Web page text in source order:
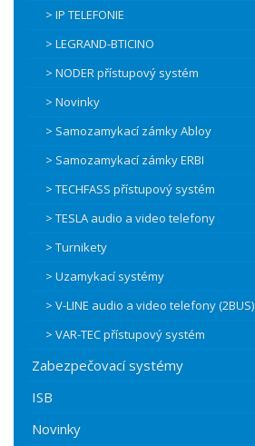
> IP TELEFONIE
> LEGRAND-BTICINO
> NODER přístupový systém
> Novinky
> Samozamykací zámky Abloy
> Samozamykací zámky ERBI
> TECHFASS přístupový systém
> TESLA audio a video telefony
> Turnikety
> Uzamykací systémy
> V-LINE audio a video telefony (2BUS)
> VAR-TEC přístupový systém
Zabezpečovací systémy
ISB
Novinky